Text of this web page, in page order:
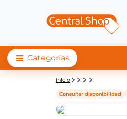
Categorías
Detalle de
Inicio
Consultar disponibilidad